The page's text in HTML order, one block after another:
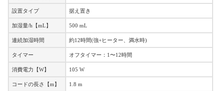
設置タイプ 据え置き
加湿量/h【mL】 500 mL
連続加湿時間 約12時間(強+ヒーター、満水時)
タイマー オフタイマー：1〜12時間
消費電力【W】 105 W
コードの長さ【m】 1.8 m